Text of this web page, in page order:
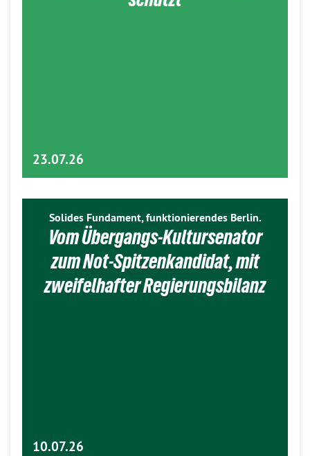
23.07.26
Solides Fundament, funktionierendes Berlin.
Vom Übergangs-Kultursenator
zum Not-Spitzenkandidat, mit
zweifelhafter Regierungsbilanz
10.07.26